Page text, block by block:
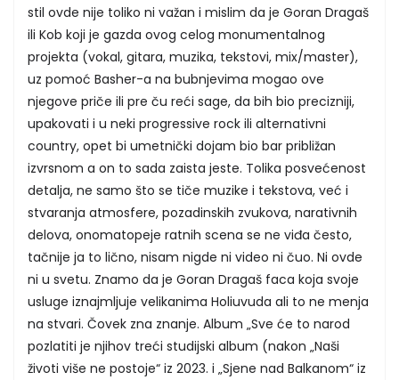
stil ovde nije toliko ni važan i mislim da je Goran Dragaš
ili Kob koji je gazda ovog celog monumentalnog
projekta (vokal, gitara, muzika, tekstovi, mix/master),
uz pomoć Basher-a na bubnjevima mogao ove
njegove priče ili pre ču reći sage, da bih bio precizniji,
upakovati i u neki progressive rock ili alternativni
country, opet bi umetnički dojam bio bar približan
izvrsnom a on to sada zaista jeste. Tolika posvećenost
detalja, ne samo što se tiče muzike i tekstova, već i
stvaranja atmosfere, pozadinskih zvukova, narativnih
delova, onomatopeje ratnih scena se ne viđa često,
tačnije ja to lično, nisam nigde ni video ni čuo. Ni ovde
ni u svetu. Znamo da je Goran Dragaš faca koja svoje
usluge iznajmljuje velikanima Holiuvuda ali to ne menja
na stvari. Čovek zna znanje. Album „Sve će to narod
pozlatiti je njihov treći studijski album (nakon „Naši
životi više ne postoje“ iz 2023. i „Sjene nad Balkanom“ iz